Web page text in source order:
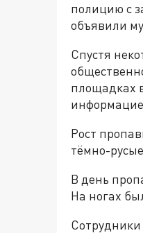
полицию с
объявили
Спустя
площадках
Рост
тёмно-
В день
На ногах
Сотрудники